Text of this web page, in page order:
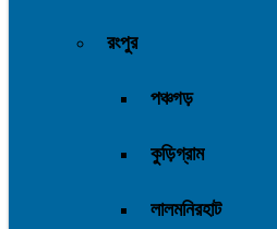
রংপুর
পঞ্চগড়
কুড়িগ্রাম
লালমনিরহাট